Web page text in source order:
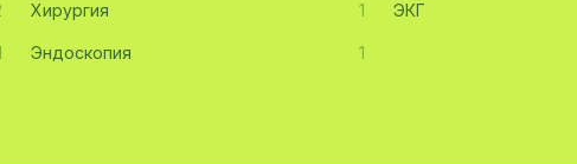
Хирургия 1 ЭКГ
Эндоскопия 1